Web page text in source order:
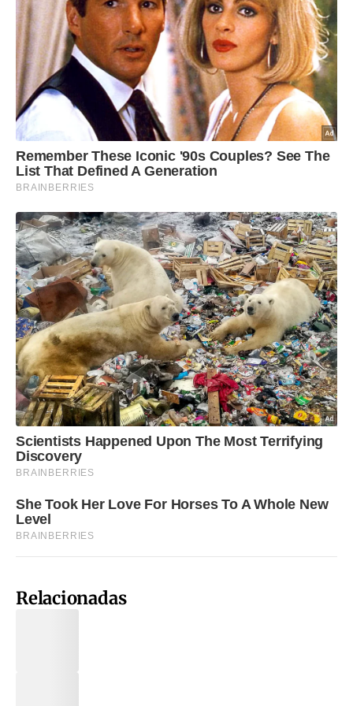
Relacionadas